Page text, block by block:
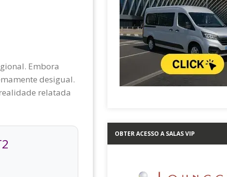
Embora
desigual.
relatada
OBTER ACESSO A SALAS VIP